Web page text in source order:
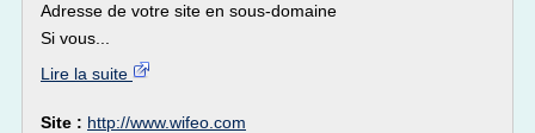
Adresse de votre site en sous-domaine
Si vous...
Lire la suite
Site : http://www.wifeo.com